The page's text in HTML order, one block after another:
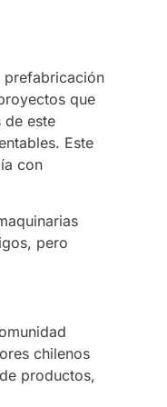
prefabricación
que
de este
Este
con
pero
chilenos
productos,